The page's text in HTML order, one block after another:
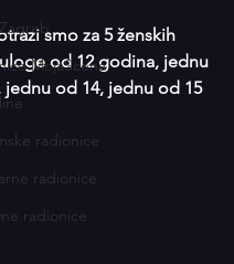
MojaScena
radionice
radionice
radionice
smo za 5 ženskih
od 12 godina, jednu
od 14, jednu od 15